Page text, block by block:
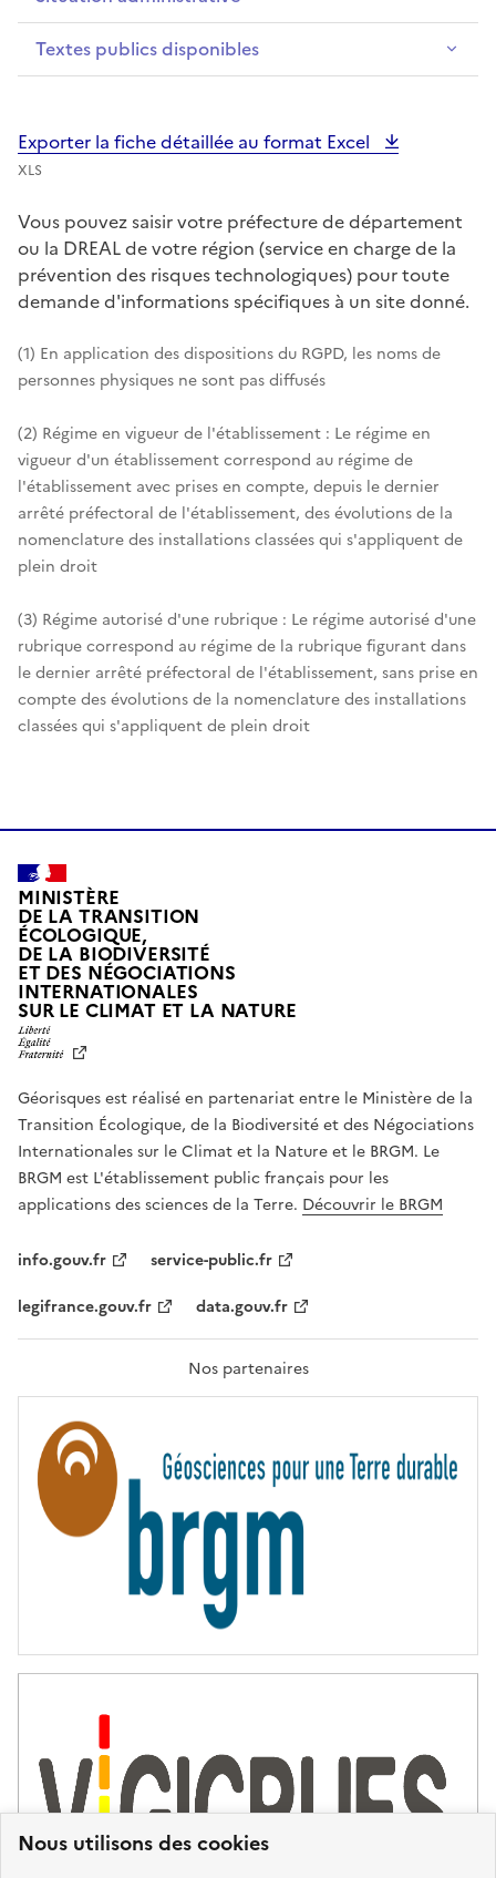
Nous utilisons des cookies
Textes publics disponibles
Exporter la fiche détaillée au format Excel
XLS
Vous pouvez saisir votre préfecture de département
ou la DREAL de votre région (service en charge de la
prévention des risques technologiques) pour toute
demande d'informations spécifiques à un site donné.
(1) En application des dispositions du RGPD, les noms de
personnes physiques ne sont pas diffusés
(2) Régime en vigueur de l'établissement : Le régime en
vigueur d'un établissement correspond au régime de
l'établissement avec prises en compte, depuis le dernier
arrêté préfectoral de l'établissement, des évolutions de la
nomenclature des installations classées qui s'appliquent de
plein droit
(3) Régime autorisé d'une rubrique : Le régime autorisé d'une
rubrique correspond au régime de la rubrique figurant dans
le dernier arrêté préfectoral de l'établissement, sans prise en
compte des évolutions de la nomenclature des installations
classées qui s'appliquent de plein droit
MINISTÈRE
DE LA TRANSITION
ÉCOLOGIQUE,
DE LA BIODIVERSITÉ
ET DES NÉGOCIATIONS
INTERNATIONALES
SUR LE CLIMAT ET LA NATUREL
T
É
,
É
G
A
L
F
A
T
R
T
É
Géorisques est réalisé en partenariat entre le Ministère de la
Transition Écologique, de la Biodiversité et des Négociations
Internationales sur le Climat et la Nature et le BRGM. Le
BRGM est L'établissement public français pour les
applications des sciences de la Terre. Découvrir le BRGM
info.gouv.fr
service-public.fr
legifrance.gouv.fr
data.gouv.fr
Nos partenaires